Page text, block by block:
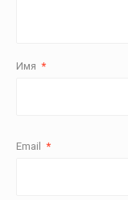
Имя *
Email *